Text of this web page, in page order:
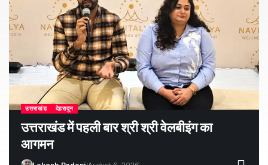
उत्तराखंड देहरादून
उत्तराखंड में पहली बार श्री श्री वेलबीइंग का
आगमन